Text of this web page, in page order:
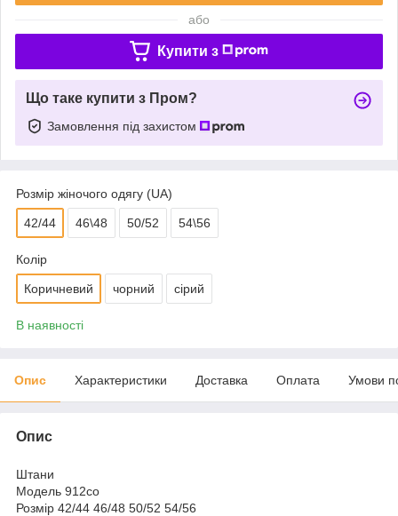
або
Купити з
Що таке купити з Пром?
Замовлення під захистом
Розмір жіночого одягу (UA)
42/44 46\48 50/52 54\56
Колір
Коричневий чорний сірий
В наявності
Опис Характеристики Доставка Оплата Умови
Опис
Штани
Модель 912со
Розмір 42/44 46/48 50/52 54/56